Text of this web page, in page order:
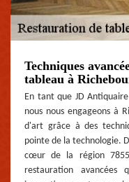
Techniques
tableau à
En tant que JD
nous nous engageons à
d'art grâce à des
pointe de la technologie.
cœur de la région
restauration